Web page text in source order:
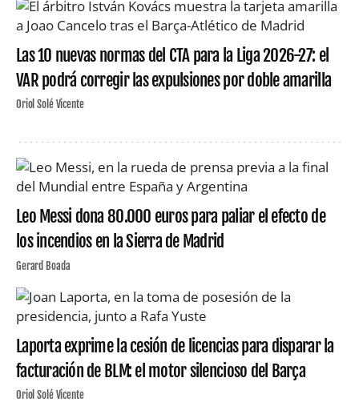
Las 10 nuevas normas del CTA para la Liga 2026-27: el
VAR podrá corregir las expulsiones por doble amarilla
Oriol Solé Vicente
Leo Messi dona 80.000 euros para paliar el efecto de
los incendios en la Sierra de Madrid
Gerard Boada
Laporta exprime la cesión de licencias para disparar la
facturación de BLM: el motor silencioso del Barça
Oriol Solé Vicente